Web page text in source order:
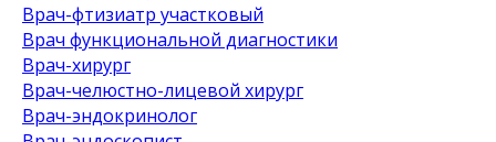
Врач-фтизиатр участковый
Врач функциональной диагностики
Врач-хирург
Врач-челюстно-лицевой хирург
Врач-эндокринолог